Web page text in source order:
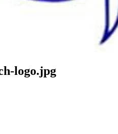
logo.jpg